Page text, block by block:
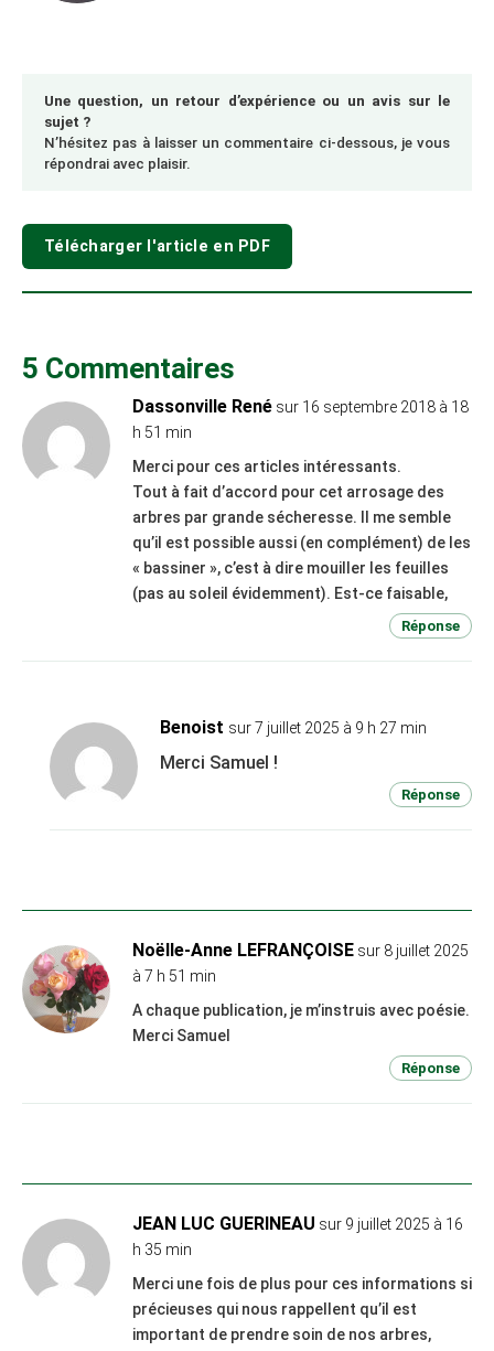
Une question, un retour d’expérience ou un avis sur le
sujet ?
N’hésitez pas à laisser un commentaire ci-dessous, je vous
répondrai avec plaisir.
Télécharger l'article en PDF
5 Commentaires
Dassonville René sur 16 septembre 2018 à 18
h 51 min
Merci pour ces articles intéressants.
Tout à fait d’accord pour cet arrosage des
arbres par grande sécheresse. Il me semble
qu’il est possible aussi (en complément) de les
« bassiner », c’est à dire mouiller les feuilles
(pas au soleil évidemment). Est-ce faisable,
Réponse
Benoist sur 7 juillet 2025 à 9 h 27 min
Merci Samuel !
Réponse
Noëlle-Anne LEFRANÇOISE sur 8 juillet 2025
à 7 h 51 min
A chaque publication, je m’instruis avec poésie.
Merci Samuel
Réponse
JEAN LUC GUERINEAU sur 9 juillet 2025 à 16
h 35 min
Merci une fois de plus pour ces informations si
précieuses qui nous rappellent qu’il est
important de prendre soin de nos arbres,